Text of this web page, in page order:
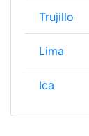
Trujillo
Lima
Ica